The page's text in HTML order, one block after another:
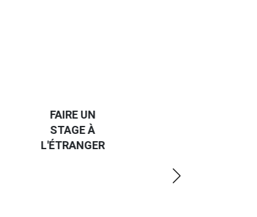
TROUVER
UN JOB À
L'ÉTRANGER